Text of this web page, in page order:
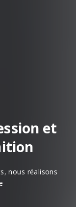
et
nous réalisons